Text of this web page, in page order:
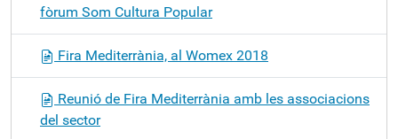
fòrum Som Cultura Popular
Fira Mediterrània, al Womex 2018
Reunió de Fira Mediterrània amb les associacions
del sector